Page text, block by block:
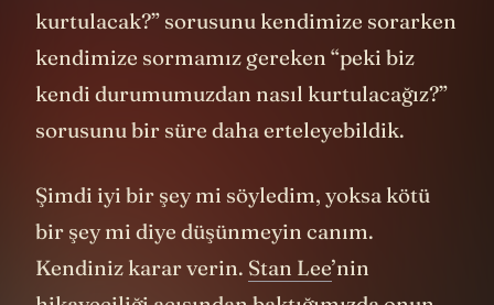
kurtulacak?” sorusunu kendimize sorarken
kendimize sormamız gereken “peki biz
kendi durumumuzdan nasıl kurtulacağız?”
sorusunu bir süre daha erteleyebildik.
Şimdi iyi bir şey mi söyledim, yoksa kötü
bir şey mi diye düşünmeyin canım.
Kendiniz karar verin. Stan Lee’nin